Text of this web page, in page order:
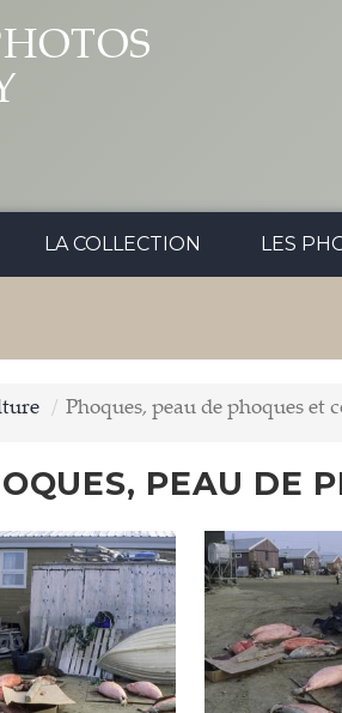
LA COLLECTION LES
Phoques, peau de phoques et
PEAU DE